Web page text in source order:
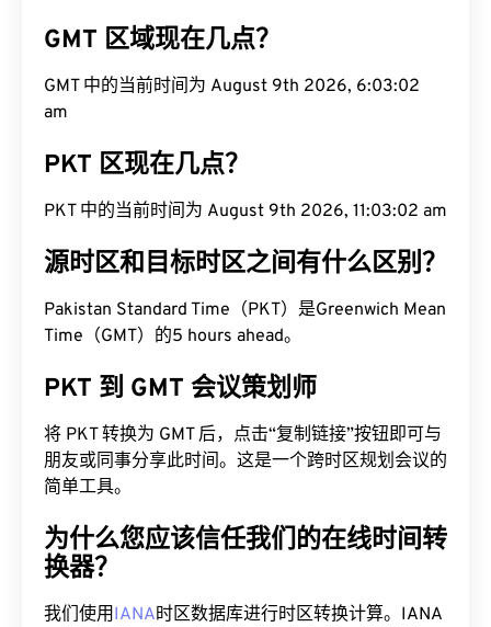
GMT 区域现在几点？
GMT 中的当前时间为 August 9th 2026, 6:03:02
am
PKT 区现在几点？
PKT 中的当前时间为 August 9th 2026, 11:03:02 am
源时区和目标时区之间有什么区别？
Pakistan Standard Time（PKT）是Greenwich Mean
Time（GMT）的5 hours ahead。
PKT 到 GMT 会议策划师
将 PKT 转换为 GMT 后，点击“复制链接”按钮即可与
朋友或同事分享此时间。这是一个跨时区规划会议的
简单工具。
为什么您应该信任我们的在线时间转
换器？
我们使用IANA时区数据库进行时区转换计算。IANA